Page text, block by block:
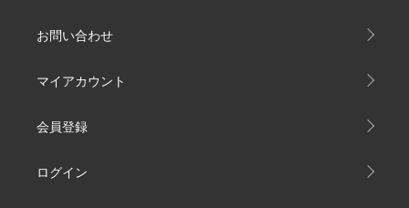
お問い合わせ
マイアカウント
会員登録
ログイン